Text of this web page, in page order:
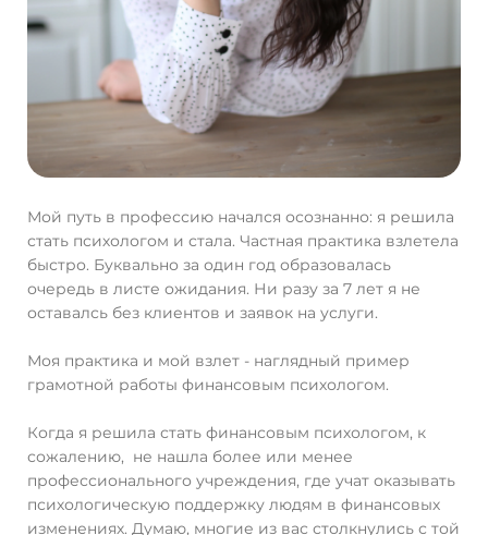
Мой путь в профессию начался осознанно: я решила
стать психологом и стала. Частная практика взлетела
быстро. Буквально за один год образовалась
очередь в листе ожидания. Ни разу за 7 лет я не
оставалсь без клиентов и заявок на услуги.
Моя практика и мой взлет - наглядный пример
грамотной работы финансовым психологом.
Когда я решила стать финансовым психологом, к
сожалению, не нашла более или менее
профессионального учреждения, где учат оказывать
психологическую поддержку людям в финансовых
изменениях. Думаю, многие из вас столкнулись с той